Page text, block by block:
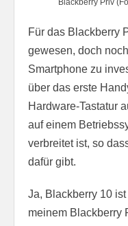
Für das Blackberry
gewesen, doch
Smartphone zu
über das erste
Hardware-Tastatur
auf einem
verbreitet ist, so
dafür gibt.
Ja, Blackberry 10
meinem Blackberry